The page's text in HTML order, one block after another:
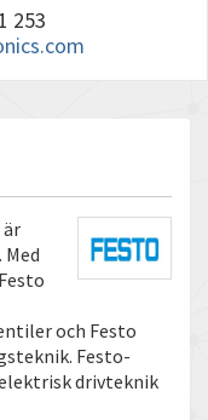
253
och Festo
Festo-
drivteknik